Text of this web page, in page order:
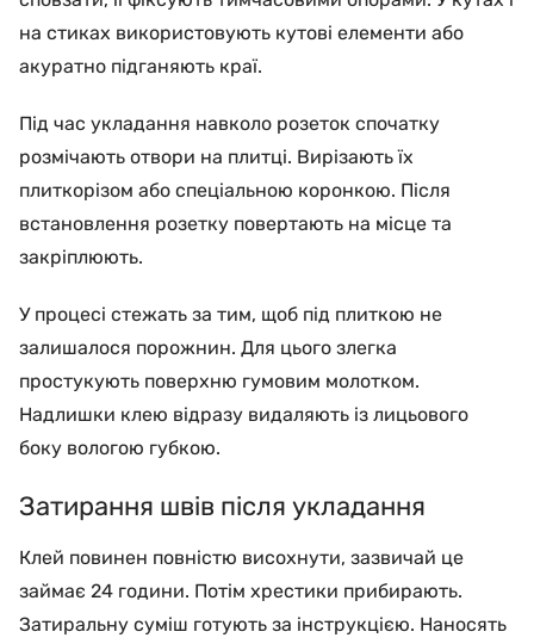
на стиках використовують кутові елементи або
акуратно підганяють краї.
Під час укладання навколо розеток спочатку
розмічають отвори на плитці. Вирізають їх
плиткорізом або спеціальною коронкою. Після
встановлення розетку повертають на місце та
закріплюють.
У процесі стежать за тим, щоб під плиткою не
залишалося порожнин. Для цього злегка
простукують поверхню гумовим молотком.
Надлишки клею відразу видаляють із лицьового
боку вологою губкою.
Затирання швів після укладання
Клей повинен повністю висохнути, зазвичай це
займає 24 години. Потім хрестики прибирають.
Затиральну суміш готують за інструкцією. Наносять